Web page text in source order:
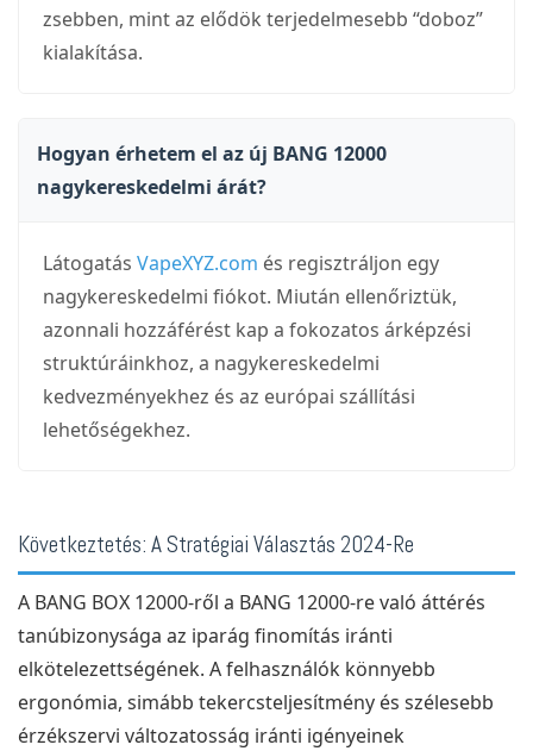
zsebben, mint az elődök terjedelmesebb “doboz”
kialakítása.
Hogyan érhetem el az új BANG 12000
nagykereskedelmi árát?
Látogatás VapeXYZ.com és regisztráljon egy
nagykereskedelmi fiókot. Miután ellenőriztük,
azonnali hozzáférést kap a fokozatos árképzési
struktúráinkhoz, a nagykereskedelmi
kedvezményekhez és az európai szállítási
lehetőségekhez.
Következtetés: A Stratégiai Választás 2024-Re
A BANG BOX 12000-ről a BANG 12000-re való áttérés
tanúbizonysága az iparág finomítás iránti
elkötelezettségének. A felhasználók könnyebb
ergonómia, simább tekercsteljesítmény és szélesebb
érzékszervi változatosság iránti igényeinek